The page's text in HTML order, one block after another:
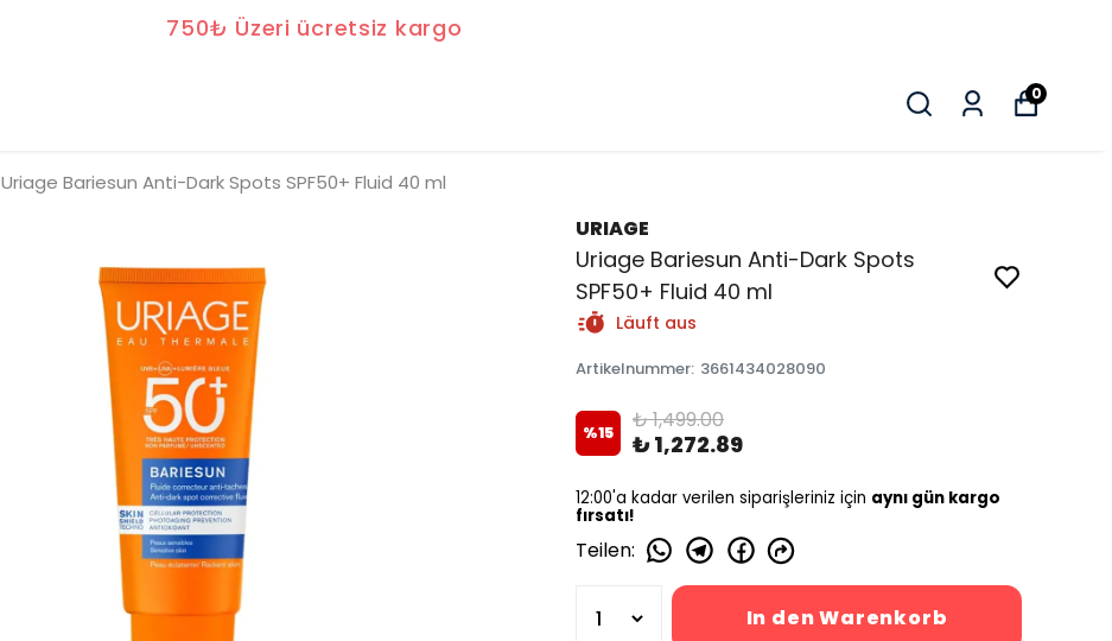
750₺ Üzeri ücretsiz kargo
0
Uriage Bariesun Anti-Dark Spots SPF50+ Fluid 40 ml
URIAGE
Uriage Bariesun Anti-Dark Spots
SPF50+ Fluid 40 ml
Läuft aus
Artikelnummer: 3661434028090
%15 ₺ 1,499.00
₺ 1,272.89
12:00'a kadar verilen siparişleriniz için aynı gün kargo
fırsatı!
Teilen:
In den Warenkorb